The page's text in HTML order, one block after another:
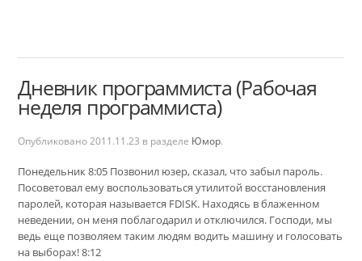
Дневник программиста (Рабочая
неделя программиста)
Опубликовано 2011.11.23 в разделе Юмор.
Понедельник 8:05 Позвонил юзер, сказал, что забыл пароль.
Посоветовал ему воспользоваться утилитой восстановления
паролей, которая называется FDISK. Находясь в блаженном
неведении, он меня поблагодарил и отключился. Господи, мы
ведь еще позволяем таким людям водить машину и голосовать
на выборах! 8:12